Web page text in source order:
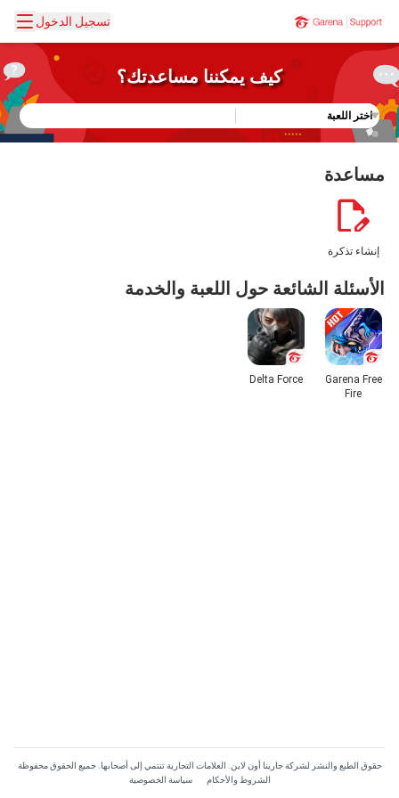
تسجيل الدخول
كيف يمكننا مساعدتك؟
اختر اللعبة
مساعدة
إنشاء تذكرة
الأسئلة الشائعة حول اللعبة والخدمة
Garena Free
Fire
Delta Force
حقوق الطبع والنشر لشركة جارينا أون لاين. العلامات التجارية تنتمي إلى أصحابها. جميع الحقوق محفوظة
الشروط والأحكام
سياسة الخصوصية